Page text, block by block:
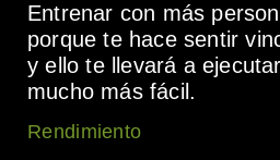
Entrenar con más
porque te hace sentir
y ello te llevará a
mucho más fácil.
Rendimiento